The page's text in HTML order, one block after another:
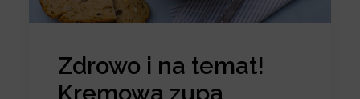
Zdrowo i na temat!
Kremowa zupa